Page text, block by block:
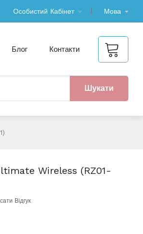
Особистий Кабінет Мова
Блог Контакти
Шукати
Wireless (RZ01-
Відгук